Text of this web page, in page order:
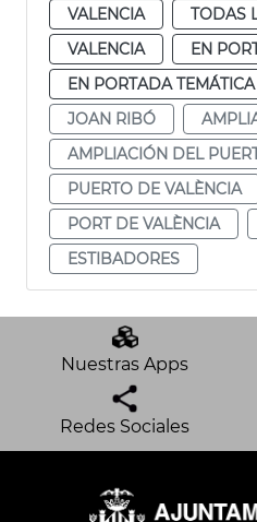
VALENCIA
TODAS
VALENCIA
EN
EN PORTADA TEMÁTICA
JOAN RIBÓ
AMPLIACIÓN DEL
PUERTO DE VALÈNCIA
PORT DE VALÈNCIA
ESTIBADORES
Nuestras Apps
Redes Sociales